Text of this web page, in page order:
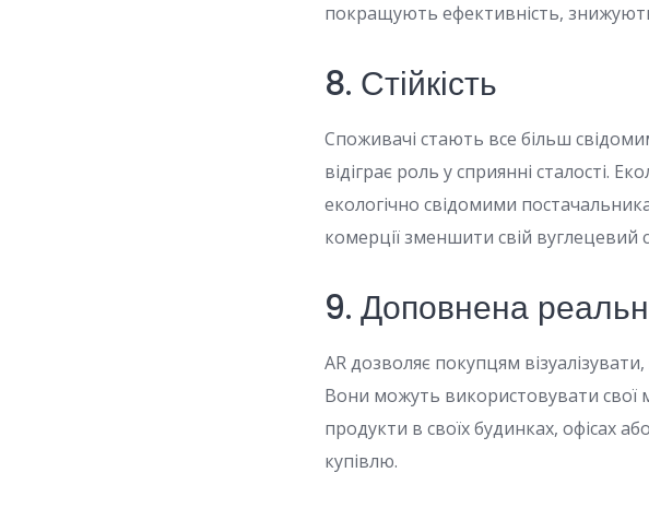
покращують ефективність,
8. Стійкість
Споживачі стають все більш
відіграє роль у сприянні сталості.
екологічно свідомими
комерції зменшити свій вуглецевий
9. Доповнена
AR дозволяє покупцям
Вони можуть використовувати свої
продукти в своїх будинках, офісах
купівлю.